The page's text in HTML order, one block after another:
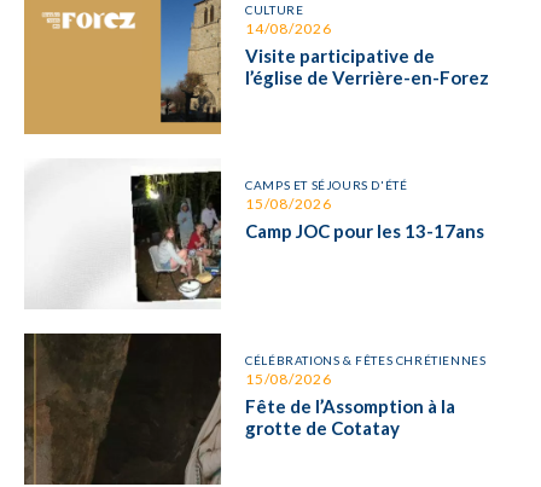
CULTURE
14/08/2026
Visite participative de
l’église de Verrière-en-Forez
CAMPS ET SÉJOURS D'ÉTÉ
15/08/2026
Camp JOC pour les 13-17ans
CÉLÉBRATIONS & FÊTES CHRÉTIENNES
15/08/2026
Fête de l’Assomption à la
grotte de Cotatay